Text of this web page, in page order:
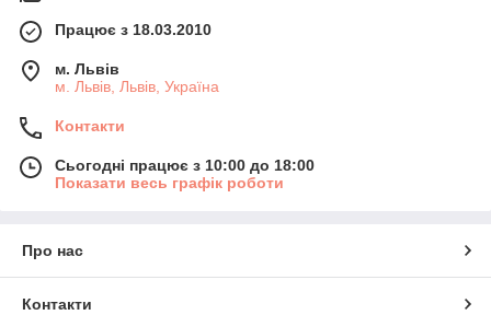
Працює з 18.03.2010
м. Львів
м. Львів, Львів, Україна
Контакти
Сьогодні працює з 10:00 до 18:00
Показати весь графік роботи
Про нас
Контакти